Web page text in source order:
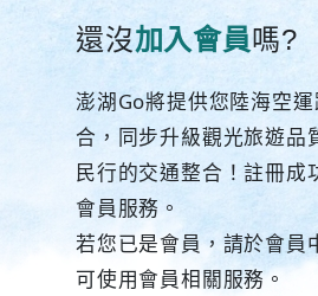
還沒加入會員嗎?
澎湖Go將提供您陸海空
合，同步升級觀光旅遊品
民行的交通整合！註冊成
會員服務。
若您已是會員，請於會員
可使用會員相關服務。